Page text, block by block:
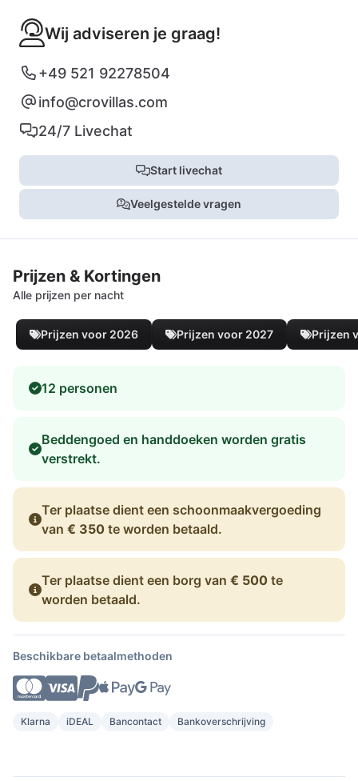
Wij adviseren je graag!
+49 521 92278504
info@crovillas.com
24/7 Livechat
Start livechat
Veelgestelde vragen
Prijzen & Kortingen
Alle prijzen per nacht
Prijzen voor 2026 Prijzen voor 2027 Prijzen
12 personen
Beddengoed en handdoeken worden gratis
verstrekt.
Ter plaatse dient een schoonmaakvergoeding
van € 350 te worden betaald.
Ter plaatse dient een borg van € 500 te
worden betaald.
Beschikbare betaalmethoden
Klarna iDEAL Bancontact Bankoverschrijving